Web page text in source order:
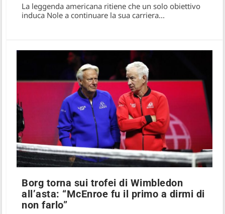
La leggenda americana ritiene che un solo obiettivo
induca Nole a continuare la sua carriera...
Borg torna sui trofei di Wimbledon
all’asta: “McEnroe fu il primo a dirmi di
non farlo”